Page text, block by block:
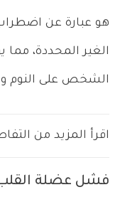
هو عبارة عن
الغير المحددة،
الشخص على النوم
اقرأ المزيد من
فشل عضلة